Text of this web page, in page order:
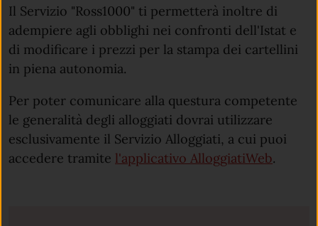
Il Servizio "Ross1000" ti permetterà inoltre di
adempiere agli obblighi nei confronti dell'Istat e
di modificare i prezzi per la stampa dei cartellini
in piena autonomia.
Per poter comunicare alla questura competente
le generalità degli alloggiati dovrai utilizzare
esclusivamente il Servizio Alloggiati, a cui puoi
accedere tramite l'applicativo AlloggiatiWeb.